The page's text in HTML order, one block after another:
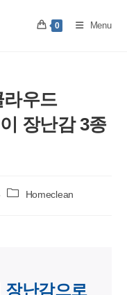
0 Menu
우드
장난감 3종
Post
Homeclean
장난감으로